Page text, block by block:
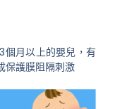
月以上的嬰兒，有
保護膜阻隔刺激